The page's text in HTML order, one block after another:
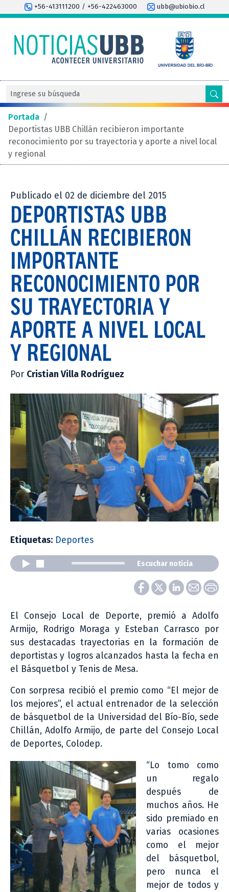
+56-413111200 / +56-422463000 ubb@ubiobio.cl
Portada /
Deportistas UBB Chillán recibieron importante
reconocimiento por su trayectoria y aporte a nivel local
y regional
Publicado el 02 de diciembre del 2015
DEPORTISTAS UBB
CHILLÁN RECIBIERON
IMPORTANTE
RECONOCIMIENTO POR
SU TRAYECTORIA Y
APORTE A NIVEL LOCAL
Y REGIONAL
Por Cristian Villa Rodríguez
Etiquetas: Deportes
Escuchar noticia
El Consejo Local de Deporte, premió a Adolfo
Armijo, Rodrigo Moraga y Esteban Carrasco por
sus destacadas trayectorias en la formación de
deportistas y logros alcanzados hasta la fecha en
el Básquetbol y Tenis de Mesa.
Con sorpresa recibió el premio como “El mejor de
los mejores”, el actual entrenador de la selección
de básquetbol de la Universidad del Bío-Bío, sede
Chillán, Adolfo Armijo, de parte del Consejo Local
de Deportes, Colodep.
“Lo tomo como
un regalo
después de
muchos años. He
sido premiado en
varias ocasiones
como el mejor
del básquetbol,
pero nunca el
mejor de todos y